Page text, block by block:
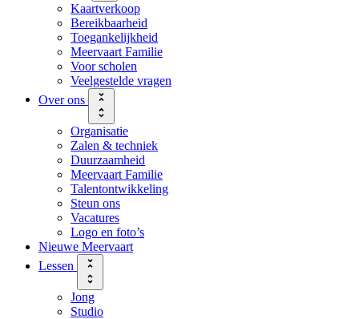
Kaartverkoop
Bereikbaarheid
Toegankelijkheid
Meervaart Familie
Voor scholen
Veelgestelde vragen
Over ons
Organisatie
Zalen & techniek
Duurzaamheid
Meervaart Familie
Talentontwikkeling
Steun ons
Vacatures
Logo en foto’s
Nieuwe Meervaart
Lessen
Jong
Studio